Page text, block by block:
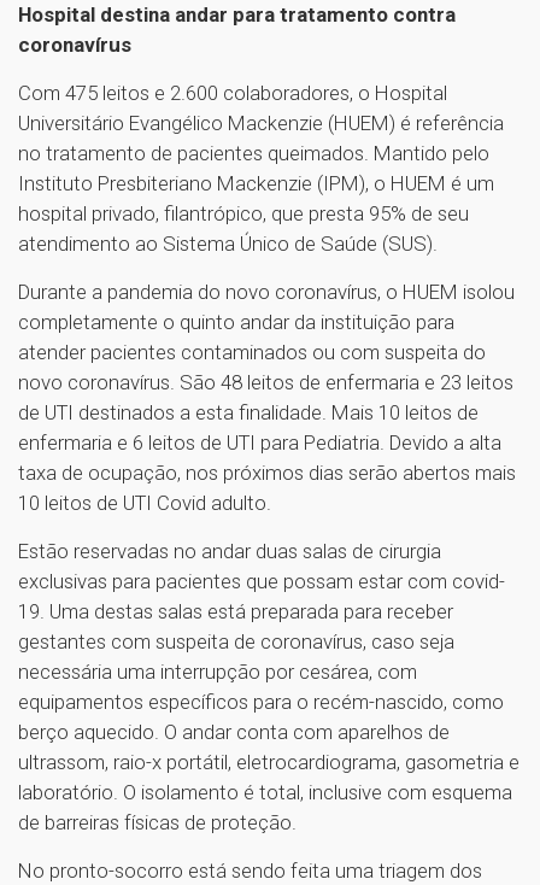
Hospital destina andar para tratamento contra
coronavírus
Com 475 leitos e 2.600 colaboradores, o Hospital
Universitário Evangélico Mackenzie (HUEM) é referência
no tratamento de pacientes queimados. Mantido pelo
Instituto Presbiteriano Mackenzie (IPM), o HUEM é um
hospital privado, filantrópico, que presta 95% de seu
atendimento ao Sistema Único de Saúde (SUS).
Durante a pandemia do novo coronavírus, o HUEM isolou
completamente o quinto andar da instituição para
atender pacientes contaminados ou com suspeita do
novo coronavírus. São 48 leitos de enfermaria e 23 leitos
de UTI destinados a esta finalidade. Mais 10 leitos de
enfermaria e 6 leitos de UTI para Pediatria. Devido a alta
taxa de ocupação, nos próximos dias serão abertos mais
10 leitos de UTI Covid adulto.
Estão reservadas no andar duas salas de cirurgia
exclusivas para pacientes que possam estar com covid-
19. Uma destas salas está preparada para receber
gestantes com suspeita de coronavírus, caso seja
necessária uma interrupção por cesárea, com
equipamentos específicos para o recém-nascido, como
berço aquecido. O andar conta com aparelhos de
ultrassom, raio-x portátil, eletrocardiograma, gasometria e
laboratório. O isolamento é total, inclusive com esquema
de barreiras físicas de proteção.
No pronto-socorro está sendo feita uma triagem dos